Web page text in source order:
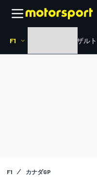
F1 リザルト
F1 カナダGP